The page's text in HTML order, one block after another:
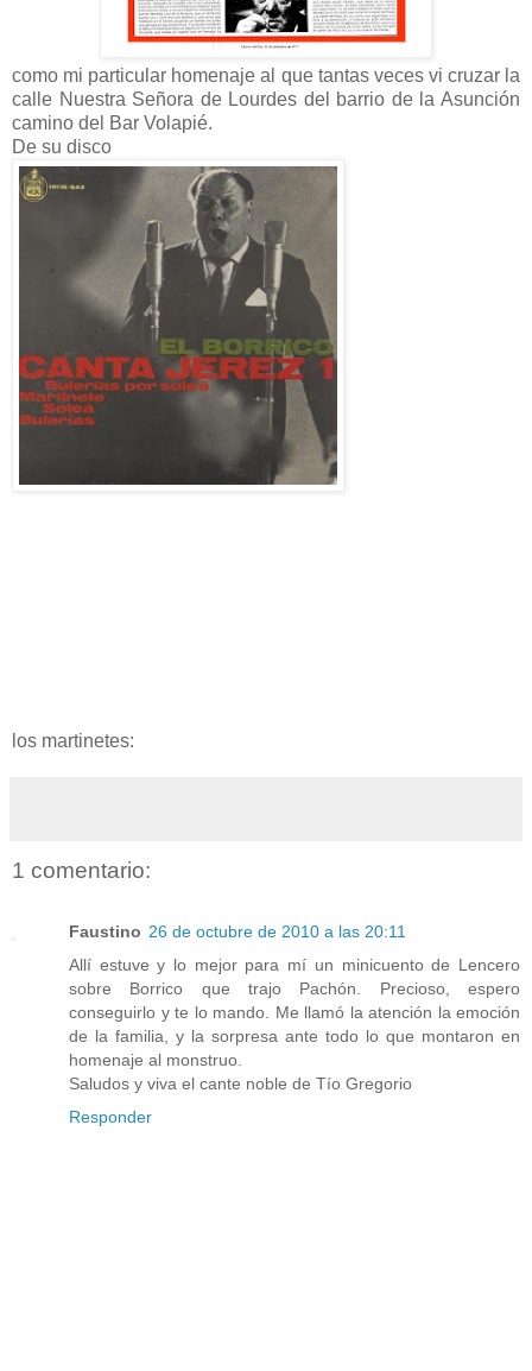
como mi particular homenaje al que tantas veces vi cruzar la
calle Nuestra Señora de Lourdes del barrio de la Asunción
camino del Bar Volapié.
De su disco
los martinetes:
1 comentario:
Faustino 26 de octubre de 2010 a las 20:11
Allí estuve y lo mejor para mí un minicuento de Lencero
sobre Borrico que trajo Pachón. Precioso, espero
conseguirlo y te lo mando. Me llamó la atención la emoción
de la familia, y la sorpresa ante todo lo que montaron en
homenaje al monstruo.
Saludos y viva el cante noble de Tío Gregorio
Responder